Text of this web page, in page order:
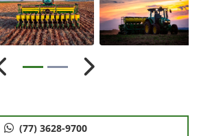
Anterior Próximo
(77) 3628-9700